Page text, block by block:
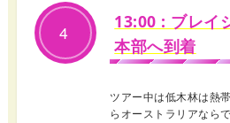
4
13:00 : ブレイ
本部へ到着
ツアー中は低木林は熱
らオーストラリアなら